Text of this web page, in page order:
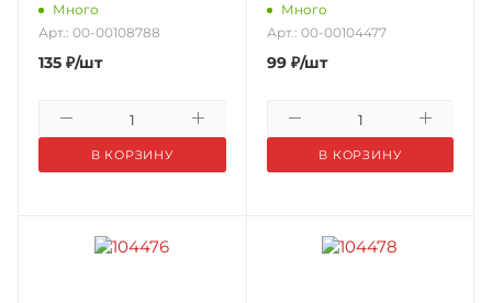
Много
Арт.: 00-00108788
135 ₽/шт
В КОРЗИНУ
Много
Арт.: 00-00104477
99₽/шт
В КОРЗИНУ